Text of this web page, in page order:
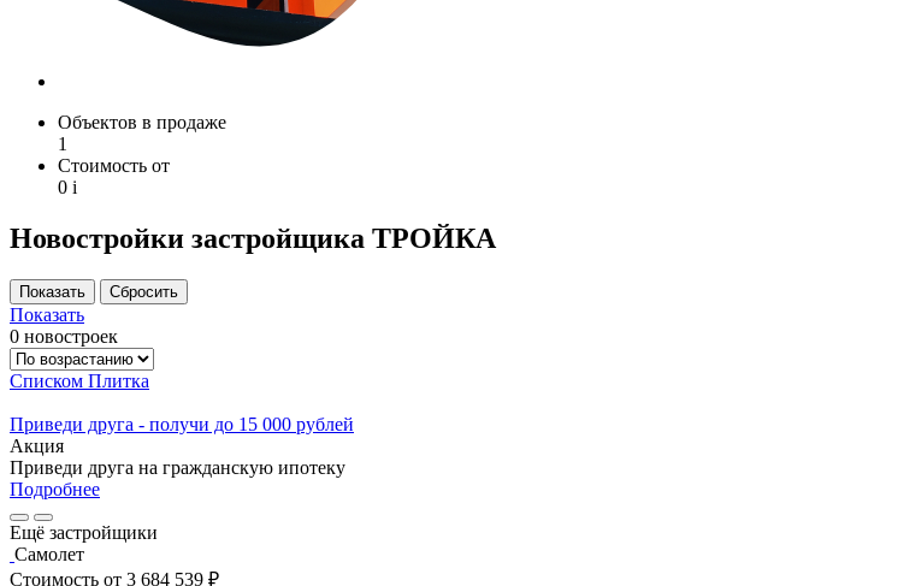
Объектов в продаже
1
Стоимость от
0 i
Новостройки застройщика ТРОЙКА
Показать
0 новостроек
Списком Плитка
Приведи друга - получи до 15 000 рублей
Акция
Приведи друга на гражданскую ипотеку
Подробнее
Ещё застройщики
Самолет
Стоимость от 3 684 539 ₽